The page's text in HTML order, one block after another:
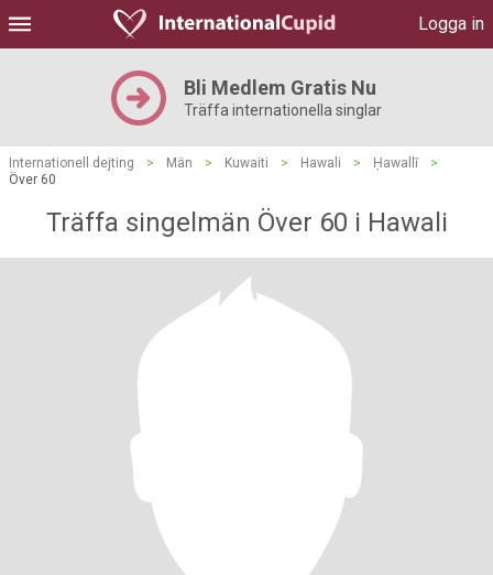
Logga in
Bli Medlem Gratis Nu
Träffa internationella singlar
Internationell dejting > Män > Kuwaiti > Hawali > Ḥawallī
>
Över 60
Träffa singelmän Över 60 i Hawali